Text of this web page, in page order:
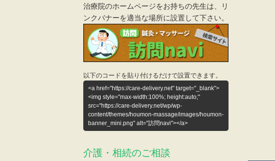
治療院のホームページをお持ちの先生は、リ
ンクバナーを適当な場所に設置して下さい。
以下のコードを貼り付けるだけで設置できます。
<a href="https://care-delivery.net" target="_blank">
<img style="max-width:100%; height:auto;"
src="https://care-delivery.net/wp/wp-
content/themes/houmon-massage/images/houmon-
banner_mini.png" alt="訪問navi"></a>
介護・相続のご相談